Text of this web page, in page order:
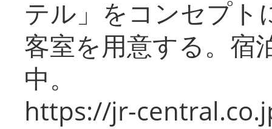
テル」をコンセプト
客室を用意する。宿
中。
https://jr-